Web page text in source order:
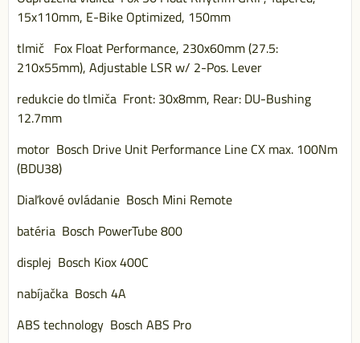
15x110mm, E-Bike Optimized, 150mm
tlmič Fox Float Performance, 230x60mm (27.5:
210x55mm), Adjustable LSR w/ 2-Pos. Lever
redukcie do tlmiča Front: 30x8mm, Rear: DU-Bushing
12.7mm
motor Bosch Drive Unit Performance Line CX max. 100Nm
(BDU38)
Diaľkové ovládanie Bosch Mini Remote
batéria Bosch PowerTube 800
displej Bosch Kiox 400C
nabíjačka Bosch 4A
ABS technology Bosch ABS Pro